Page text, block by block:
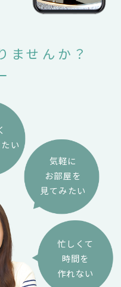
ませんか？
い
気軽に
お部屋を
見てみたい
忙しくて
時間を
作れない